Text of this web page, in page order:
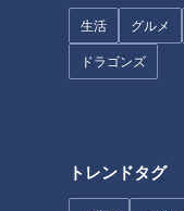
生活 グルメ
ドラゴンズ
トレンドタグ
進化が止まらない！東
最新餃子！全国の名店
楽しめる無人餃子販売店
&amp;JAXAも食べた！